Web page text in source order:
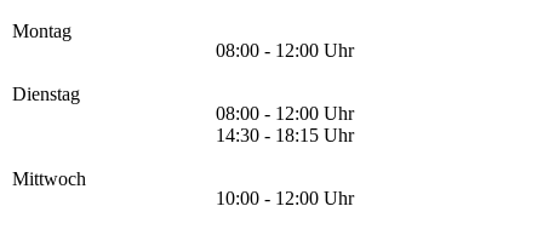
Montag
08:00 - 12:00 Uhr
Dienstag
08:00 - 12:00 Uhr
14:30 - 18:15 Uhr
Mittwoch
10:00 - 12:00 Uhr